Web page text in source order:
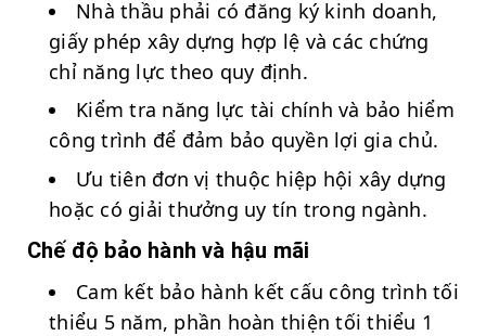
Nhà thầu phải có đăng ký kinh doanh,
giấy phép xây dựng hợp lệ và các chứng
chỉ năng lực theo quy định.
Kiểm tra năng lực tài chính và bảo hiểm
công trình để đảm bảo quyền lợi gia chủ.
Ưu tiên đơn vị thuộc hiệp hội xây dựng
hoặc có giải thưởng uy tín trong ngành.
Chế độ bảo hành và hậu mãi
Cam kết bảo hành kết cấu công trình tối
thiểu 5 năm, phần hoàn thiện tối thiểu 1